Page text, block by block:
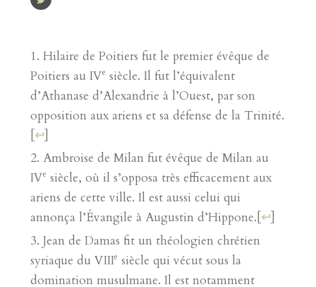
Hilaire de Poitiers fut le premier évêque de
Poitiers au IVe siècle. Il fut l’équivalent
d’Athanase d’Alexandrie à l’Ouest, par son
opposition aux ariens et sa défense de la Trinité.
↩]
Ambroise de Milan fut évêque de Milan au
IVe siècle, où il s’opposa très efficacement aux
ariens de cette ville. Il est aussi celui qui
annonça l’Évangile à Augustin d’Hippone. ↩]
Jean de Damas fit un théologien chrétien
syriaque du VIIIe siècle qui vécut sous la
domination musulmane. Il est notamment